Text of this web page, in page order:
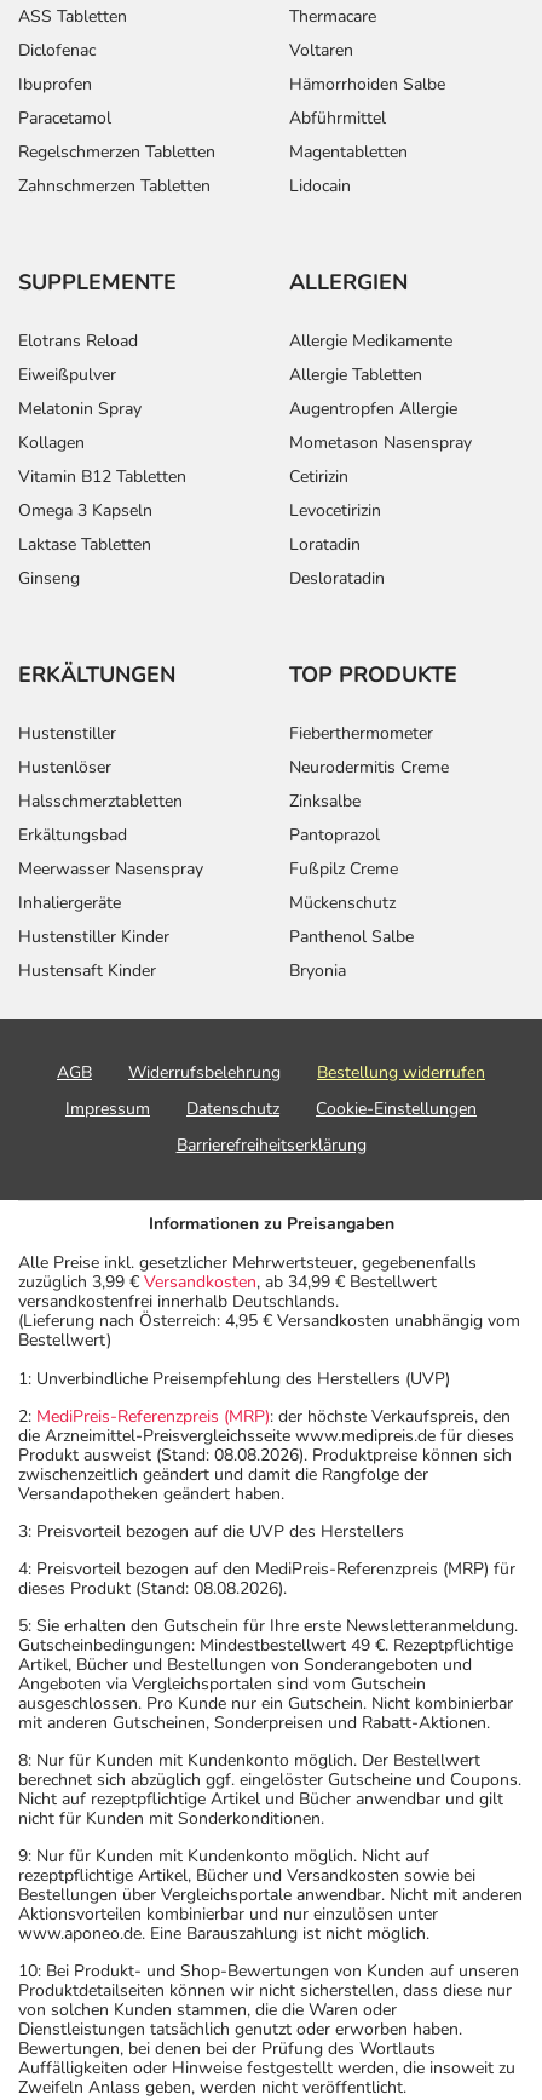
ASS Tabletten
Diclofenac
Ibuprofen
Paracetamol
Regelschmerzen Tabletten
Zahnschmerzen Tabletten
Thermacare
Voltaren
Hämorrhoiden Salbe
Abführmittel
Magentabletten
Lidocain
SUPPLEMENTE
Elotrans Reload
Eiweißpulver
Melatonin Spray
Kollagen
Vitamin B12 Tabletten
Omega 3 Kapseln
Laktase Tabletten
Ginseng
ALLERGIEN
Allergie Medikamente
Allergie Tabletten
Augentropfen Allergie
Mometason Nasenspray
Cetirizin
Levocetirizin
Loratadin
Desloratadin
ERKÄLTUNGEN
Hustenstiller
Hustenlöser
Halsschmerztabletten
Erkältungsbad
Meerwasser Nasenspray
Inhaliergeräte
Hustenstiller Kinder
Hustensaft Kinder
TOP PRODUKTE
Fieberthermometer
Neurodermitis Creme
Zinksalbe
Pantoprazol
Fußpilz Creme
Mückenschutz
Panthenol Salbe
Bryonia
AGB Widerrufsbelehrung
Bestellung widerrufen
Impressum
Datenschutz
Cookie-Einstellungen
Barrierefreiheitserklärung
Informationen zu Preisangaben
Alle Preise inkl. gesetzlicher Mehrwertsteuer, gegebenenfalls
zuzüglich 3,99 € Versandkosten, ab 34,99 € Bestellwert
versandkostenfrei innerhalb Deutschlands.
(Lieferung nach Österreich: 4,95 € Versandkosten unabhängig vom
Bestellwert)
1: Unverbindliche Preisempfehlung des Herstellers (UVP)
2: MediPreis-Referenzpreis (MRP): der höchste Verkaufspreis, den
die Arzneimittel-Preisvergleichsseite www.medipreis.de für dieses
Produkt ausweist (Stand: 08.08.2026). Produktpreise können sich
zwischenzeitlich geändert und damit die Rangfolge der
Versandapotheken geändert haben.
3: Preisvorteil bezogen auf die UVP des Herstellers
4: Preisvorteil bezogen auf den MediPreis-Referenzpreis (MRP) für
dieses Produkt (Stand: 08.08.2026).
5: Sie erhalten den Gutschein für Ihre erste Newsletteranmeldung.
Gutscheinbedingungen: Mindestbestellwert 49 €. Rezeptpflichtige
Artikel, Bücher und Bestellungen von Sonderangeboten und
Angeboten via Vergleichsportalen sind vom Gutschein
ausgeschlossen. Pro Kunde nur ein Gutschein. Nicht kombinierbar
mit anderen Gutscheinen, Sonderpreisen und Rabatt-Aktionen.
8: Nur für Kunden mit Kundenkonto möglich. Der Bestellwert
berechnet sich abzüglich ggf. eingelöster Gutscheine und Coupons.
Nicht auf rezeptpflichtige Artikel und Bücher anwendbar und gilt
nicht für Kunden mit Sonderkonditionen.
9: Nur für Kunden mit Kundenkonto möglich. Nicht auf
rezeptpflichtige Artikel, Bücher und Versandkosten sowie bei
Bestellungen über Vergleichsportale anwendbar. Nicht mit anderen
Aktionsvorteilen kombinierbar und nur einzulösen unter
www.aponeo.de. Eine Barauszahlung ist nicht möglich.
10: Bei Produkt- und Shop-Bewertungen von Kunden auf unseren
Produktdetailseiten können wir nicht sicherstellen, dass diese nur
von solchen Kunden stammen, die die Waren oder
Dienstleistungen tatsächlich genutzt oder erworben haben.
Bewertungen, bei denen bei der Prüfung des Wortlauts
Auffälligkeiten oder Hinweise festgestellt werden, die insoweit zu
Zweifeln Anlass geben, werden nicht veröffentlicht.